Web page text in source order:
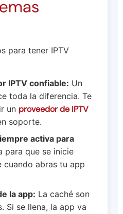
para tener IPTV
IPTV confiable: Un
toda la diferencia. Te
un proveedor de IPTV
soporte.
activa para
para que se inicie
cuando abras tu app
la app: La caché son
Si se llena, la app va